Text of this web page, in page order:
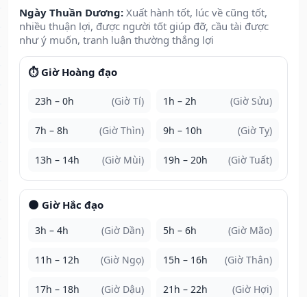
Ngày Thuần Dương: Xuất hành tốt, lúc về cũng tốt,
nhiều thuận lợi, được người tốt giúp đỡ, cầu tài được
như ý muốn, tranh luận thường thắng lợi
⏱️ Giờ Hoàng đạo
23h – 0h (Giờ Tí) 1h – 2h (Giờ Sửu)
7h – 8h (Giờ Thìn) 9h – 10h (Giờ Tỵ)
13h – 14h (Giờ Mùi) 19h – 20h (Giờ Tuất)
🌑 Giờ Hắc đạo
3h – 4h (Giờ Dần) 5h – 6h (Giờ Mão)
11h – 12h (Giờ Ngọ) 15h – 16h (Giờ Thân)
17h – 18h (Giờ Dậu) 21h – 22h (Giờ Hợi)